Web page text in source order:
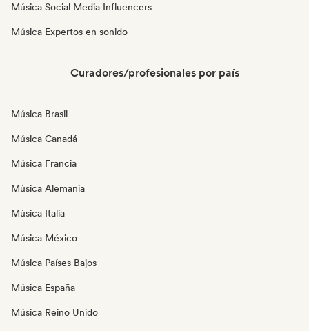
Música Social Media Influencers
Música Expertos en sonido
Curadores/profesionales por país
Música Brasil
Música Canadá
Música Francia
Música Alemania
Música Italia
Música México
Música Países Bajos
Música España
Música Reino Unido